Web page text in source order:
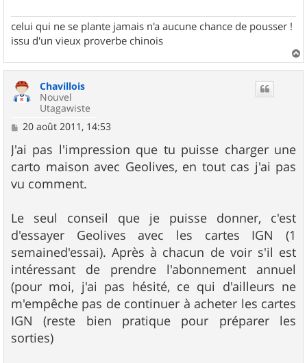
celui qui ne se plante jamais n'a aucune chance de pousser !
issu d'un vieux proverbe chinois
a
Chavillois
Nouvel
Utagawiste
M
s
s
a
g
e
20 août 2011, 14:53
J'ai pas l'impression que tu puisse charger une
carto maison avec Geolives, en tout cas j'ai pas
vu comment.
Le seul conseil que je puisse donner, c'est
d'essayer Geolives avec les cartes IGN (1
semained'essai). Après à chacun de voir s'il est
intéressant de prendre l'abonnement annuel
(pour moi, j'ai pas hésité, ce qui d'ailleurs ne
m'empêche pas de continuer à acheter les cartes
IGN (reste bien pratique pour préparer les
sorties)